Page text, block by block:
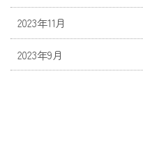
2023年11月
2023年9月